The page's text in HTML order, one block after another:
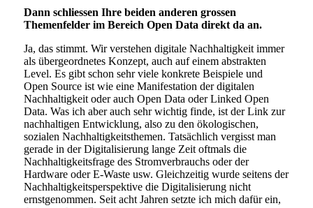
Dann schliessen Ihre beiden anderen grossen
Themenfelder im Bereich Open Data direkt da an.
Ja, das stimmt. Wir verstehen digitale Nachhaltigkeit immer
als übergeordnetes Konzept, auch auf einem abstrakten
Level. Es gibt schon sehr viele konkrete Beispiele und
Open Source ist wie eine Manifestation der digitalen
Nachhaltigkeit oder auch Open Data oder Linked Open
Data. Was ich aber auch sehr wichtig finde, ist der Link zur
nachhaltigen Entwicklung, also zu den ökologischen,
sozialen Nachhaltigkeitsthemen. Tatsächlich vergisst man
gerade in der Digitalisierung lange Zeit oftmals die
Nachhaltigkeitsfrage des Stromverbrauchs oder der
Hardware oder E-Waste usw. Gleichzeitig wurde seitens der
Nachhaltigkeitsperspektive die Digitalisierung nicht
ernstgenommen. Seit acht Jahren setzte ich mich dafür ein,